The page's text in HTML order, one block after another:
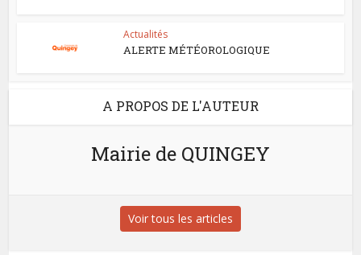
Actualités
ALERTE MÉTÉOROLOGIQUE
A PROPOS DE L'AUTEUR
Mairie de QUINGEY
Voir tous les articles